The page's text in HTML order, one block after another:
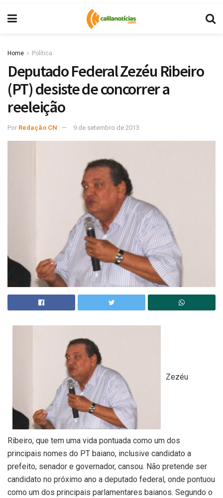
Home Política
Deputado Federal Zezéu Ribeiro
(PT) desiste de concorrer a
reeleição
Por Redação CN 9 de setembro de 2013
Zezéu
Ribeiro, que tem uma vida pontuada como um dos
principais nomes do PT baiano, inclusive candidato a
prefeito, senador e governador, cansou. Não pretende ser
candidato no próximo ano a deputado federal, onde pontuou
como um dos principais parlamentares baianos. Segundo o